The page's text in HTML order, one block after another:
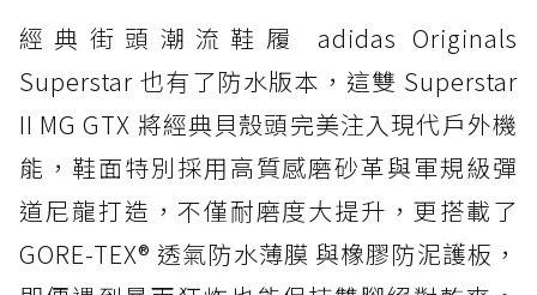
防水鞋推薦 4. ASICS TRABUCO 14 GTX：搭
載 GORE-TEX 隱形貼合科技，全方位防水神鞋
防水鞋推薦 5. Salomon XT-6 GORE-TEX：潮
人必備山系鞋王！防滑、防水與街頭顏值一次攻
頂
防水鞋推薦 6. HOKA Stinson Evo GTX：越野
復刻厚底，GORE-TEX 防水與增高神器一次滿
經典街頭潮流鞋履 adidas Originals
Superstar 也有了防水版本，這雙 Superstar
II MG GTX 將經典貝殼頭完美注入現代戶外機
能，鞋面特別採用高質感磨砂革與軍規級彈
道尼龍打造，不僅耐磨度大提升，更搭載了
GORE-TEX® 透氣防水薄膜 與橡膠防泥護板，